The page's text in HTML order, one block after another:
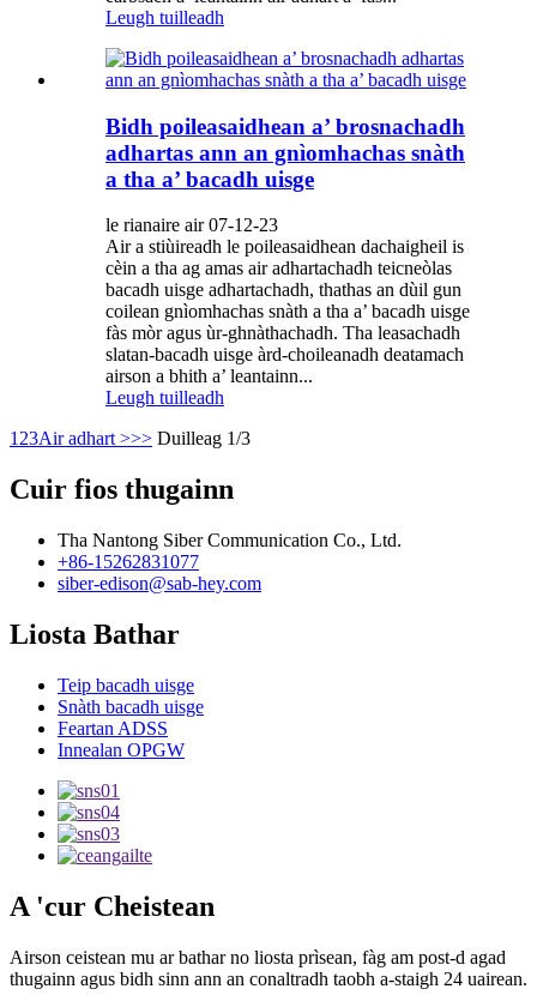
Leugh tuilleadh
Bidh poileasaidhean a’ brosnachadh
adhartas ann an gnìomhachas snàth
a tha a’ bacadh uisge
le rianaire air 07-12-23
Air a stiùireadh le poileasaidhean dachaigheil is
cèin a tha ag amas air adhartachadh teicneòlas
bacadh uisge adhartachadh, thathas an dùil gun
coilean gnìomhachas snàth a tha a’ bacadh uisge
fàs mòr agus ùr-ghnàthachadh. Tha leasachadh
slatan-bacadh uisge àrd-choileanadh deatamach
airson a bhith a’ leantainn...
Leugh tuilleadh
1 23Air adhart >>> Duilleag 1/3
Cuir fios thugainn
Tha Nantong Siber Communication Co., Ltd.
+86-15262831077
siber-edison@sab-hey.com
Liosta Bathar
Teip bacadh uisge
Snàth bacadh uisge
Feartan ADSS
Innealan OPGW
A 'cur Cheistean
Airson ceistean mu ar bathar no liosta prìsean, fàg am post-d agad
thugainn agus bidh sinn ann an conaltradh taobh a-staigh 24 uairean.